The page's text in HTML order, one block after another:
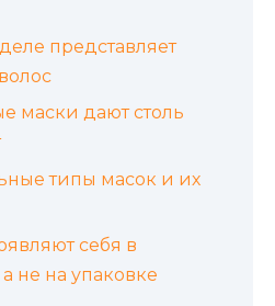
представляет
маски дают столь
типы масок и их
себя в
не на упаковке